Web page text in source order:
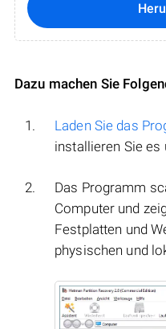
Dazu machen Sie
Laden Sie das
installieren Sie es
Das Programm
Computer und
Festplatten und
physischen und